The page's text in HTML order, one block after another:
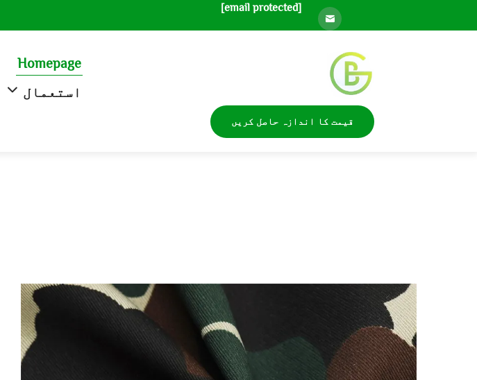
[email protected]
Homepage
استعمال
قیمت کا اندازہ حاصل کریں